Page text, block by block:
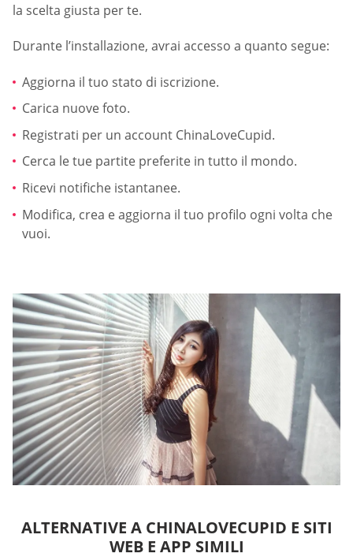
la scelta giusta per te.
Durante l’installazione, avrai accesso a quanto segue:
Aggiorna il tuo stato di iscrizione.
Carica nuove foto.
Registrati per un account ChinaLoveCupid.
Cerca le tue partite preferite in tutto il mondo.
Ricevi notifiche istantanee.
Modifica, crea e aggiorna il tuo profilo ogni volta che
vuoi.
ALTERNATIVE A CHINALOVECUPID E SITI
WEB E APP SIMILI